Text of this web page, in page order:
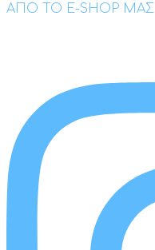
ΑΠΟ ΤΟ E-SHOP ΜΑΣ